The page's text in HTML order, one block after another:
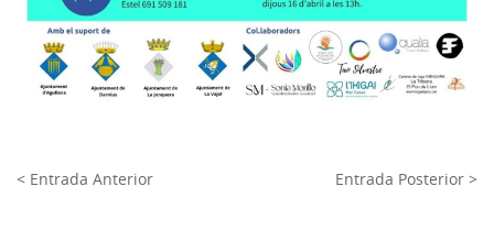
< Entrada Anterior Entrada Posterior >